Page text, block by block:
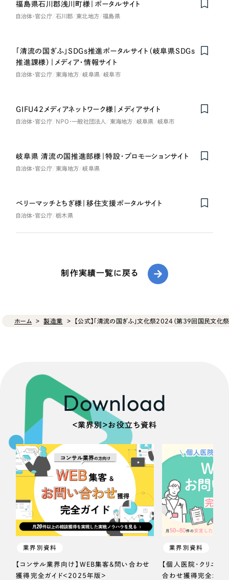
福島県石川郡浅川町様｜ポータルサイト
自治体・官公庁 石川郡 東北地方 福島県
「清流の国ぎふ」SDGs推進ポータルサイト（岐阜県SDGs
推進課様）｜メディア・情報サイト
自治体・官公庁 東海地方 岐阜県 岐阜市
GIFU42メディアネットワーク様｜メディアサイト
自治体・官公庁 NPO・一般社団法人 東海地方 岐阜県 岐阜市
岐阜県 清流の国推進部様｜特設・プロモーションサイト
自治体・官公庁 東海地方 岐阜県
ベリーマッチとちぎ様｜移住支援ポータルサイト
自治体・官公庁 栃木県
制作実績一覧に戻る
ホーム 製造業 【公式】「清流の国ぎふ」文化祭2024（第39回国民文化
Download
＜業界別＞お役立ち資料
業界別資料
【コンサル業界向け】WEB集客＆問い合わせ
獲得完全ガイド＜2025年版＞
業界別資料
【個人医院・クリニッ
合わせ獲得完全ガイ